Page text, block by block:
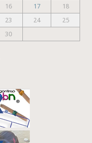
16 17
18
23 24
25
30